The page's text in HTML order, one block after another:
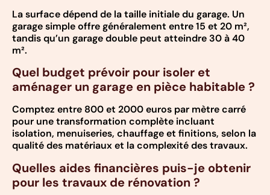
La surface dépend de la taille initiale du garage. Un
garage simple offre généralement entre 15 et 20 m²,
tandis qu’un garage double peut atteindre 30 à 40
m².
Quel budget prévoir pour isoler et
aménager un garage en pièce habitable ?
Comptez entre 800 et 2000 euros par mètre carré
pour une transformation complète incluant
isolation, menuiseries, chauffage et finitions, selon la
qualité des matériaux et la complexité des travaux.
Quelles aides financières puis-je obtenir
pour les travaux de rénovation ?